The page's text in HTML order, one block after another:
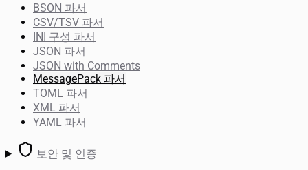
BSON 파서
CSV/TSV 파서
INI 구성 파서
JSON 파서
JSON with Comments
MessagePack 파서
TOML 파서
XML 파서
YAML 파서
보안 및 인증